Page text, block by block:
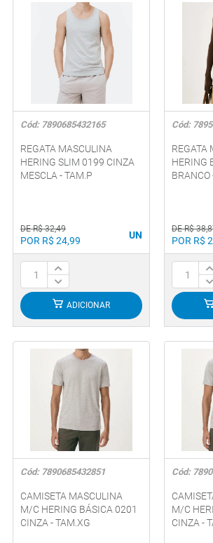
Cód: 7890685432165
REGATA MASCULINA
HERING SLIM 0199 CINZA
MESCLA - TAM.P
DE R$ 32,49
POR R$ 24,99 UN
ADICIONAR
Cód:
REGATA
HERING
BRANCO
DE R$
POR R$
Cód: 7890685432851
CAMISETA MASCULINA
M/C HERING BÁSICA 0201
CINZA - TAM.XG
Cód:
M/C
CINZA -